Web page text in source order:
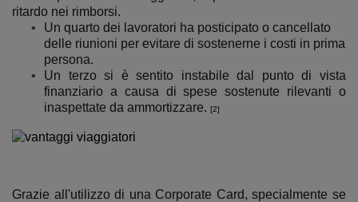
ritardo nei rimborsi.
Un quarto dei lavoratori ha posticipato o cancellato
delle riunioni per evitare di sostenerne i costi in prima
persona.
Un terzo si è sentito instabile dal punto di vista
finanziario a causa di spese sostenute rilevanti o
inaspettate da ammortizzare. [2]
Grazie all'utilizzo di una Corporate Card, specialmente se